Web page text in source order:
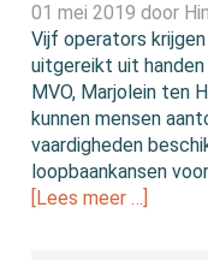
01 mei 2019 door
Vijf operators
uitgereikt uit
MVO, Marjolein ten
kunnen mensen
vaardigheden
loopbaankansen
[Lees meer …]